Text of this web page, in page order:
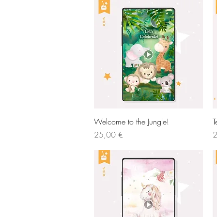
Vista rápida
Welcome to the Jungle!
Precio
25,00 €